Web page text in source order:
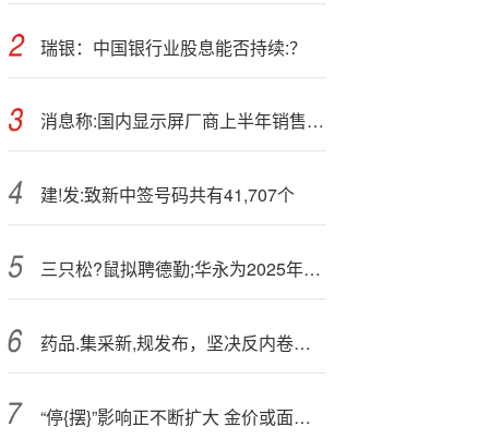
瑞银：中国银行业股息能否持续:？
消息称:国内显示屏厂商上半年销售额增至293亿美元 全球份额首次过半
建!发:致新中签号码共有41,707个
三只松?鼠拟聘德勤;华永为2025年度审计机构
药品.集采新,规发布，坚决反内卷！100%创新药研发标的“520880”翘尾涨1.77%！ 基金经理：继续重点看多创新药
“停{摆}”影响正不断扩大 金价或面临回调风险